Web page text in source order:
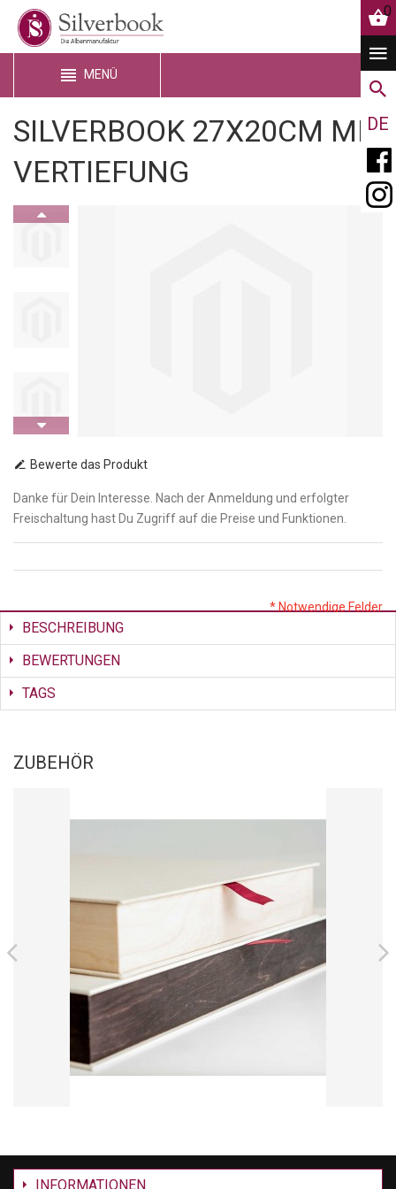
0
DE
MENÜ
SILVERBOOK 27X20CM MIT
VERTIEFUNG
Bewerte das Produkt
Danke für Dein Interesse. Nach der Anmeldung und erfolgter
Freischaltung hast Du Zugriff auf die Preise und Funktionen.
* Notwendige Felder
BESCHREIBUNG
BEWERTUNGEN
TAGS
ZUBEHÖR
INFORMATIONEN